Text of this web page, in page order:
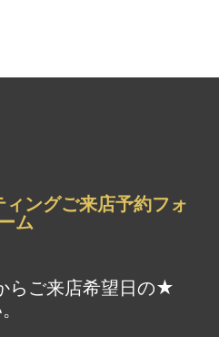
ングご来店予約フォ
ム
ご来店希望日の★